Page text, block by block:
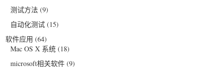
测试方法 (9)
自动化测试 (15)
软件应用 (64)
Mac OS X 系统 (18)
microsoft相关软件 (9)